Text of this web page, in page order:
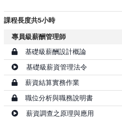
課程長度共5小時
專員級薪酬管理師
基礎級薪酬設計概論
基礎級薪資管理法令
薪資結算實務作業
職位分析與職務說明書
薪資調查之原理與應用